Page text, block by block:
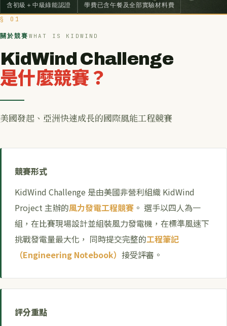
含初級＋中級綠能認證
學費已含午餐及全部實驗材料費
§ 01
關於競賽 WHAT IS KIDWIND
KidWind Challenge
是什麼競賽？
美國發起、亞洲快速成長的國際風能工程競賽
競賽形式
KidWind Challenge 是由美國非營利組織 KidWind
Project 主辦的風力發電工程競賽 。 選手以四人為一
組，在比賽現場設計並組裝風力發電機，在標準風速下
挑戰發電量最大化， 同時提交完整的工程筆記
（Engineering Notebook） 接受評審。
評分重點